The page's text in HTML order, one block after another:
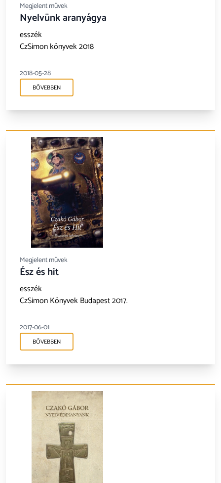
Megjelent művek
Nyelvünk aranyágya
esszék
CzSimon könyvek 2018
2018-05-28
BŐVEBBEN
Megjelent művek
Ész és hit
esszék
CzSimon Könyvek Budapest 2017.
2017-06-01
BŐVEBBEN